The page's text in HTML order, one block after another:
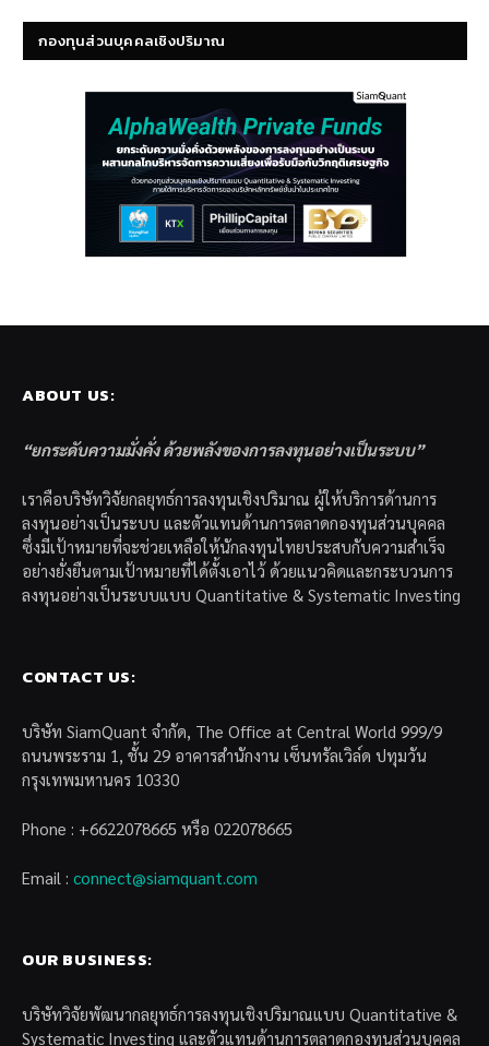
กองทุนส่วนบุคคลเชิงปริมาณ
ABOUT US:
“ยกระดับความมั่งคั่ง ด้วยพลังของการลงทุนอย่างเป็นระบบ”
เราคือบริษัทวิจัยกลยุทธ์การลงทุนเชิงปริมาณ ผู้ให้บริการด้านการ
ลงทุนอย่างเป็นระบบ และตัวแทนด้านการตลาดกองทุนส่วนบุคคล
ซึ่งมีเป้าหมายที่จะช่วยเหลือให้นักลงทุนไทยประสบกับความสำเร็จ
อย่างยั่งยืนตามเป้าหมายที่ได้ตั้งเอาไว้ ด้วยแนวคิดและกระบวนการ
ลงทุนอย่างเป็นระบบแบบ Quantitative & Systematic Investing
CONTACT US:
บริษัท SiamQuant จำกัด, The Office at Central World 999/9
ถนนพระราม 1, ชั้น 29 อาคารสำนักงาน เซ็นทรัลเวิล์ด ปทุมวัน
กรุงเทพมหานคร 10330
Phone : +6622078665 หรือ 022078665
Email : connect@siamquant.com
OUR BUSINESS:
บริษัทวิจัยพัฒนากลยุทธ์การลงทุนเชิงปริมาณแบบ Quantitative &
Systematic Investing และตัวแทนด้านการตลาดกองทุนส่วนบุคคล